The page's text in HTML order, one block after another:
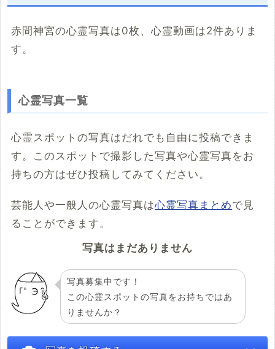
※「共有HTML」はパソコンでしか取得できないようです
例：<iframe src="https://www.google.com/maps/embed?
pb=******" width="600" height="450" frameborder="0"
コメント
赤間神宮の心霊写真は0枚、心霊動画は2件ありま
す。
心霊写真一覧
心霊スポットの写真はだれでも自由に投稿できま
す。このスポットで撮影した写真や心霊写真をお
持ちの方はぜひ投稿してみてください。
芸能人や一般人の心霊写真は心霊写真まとめで見
ることができます。
写真はまだありません
写真募集中です！
この心霊スポットの写真をお持ちではあ
りませんか？